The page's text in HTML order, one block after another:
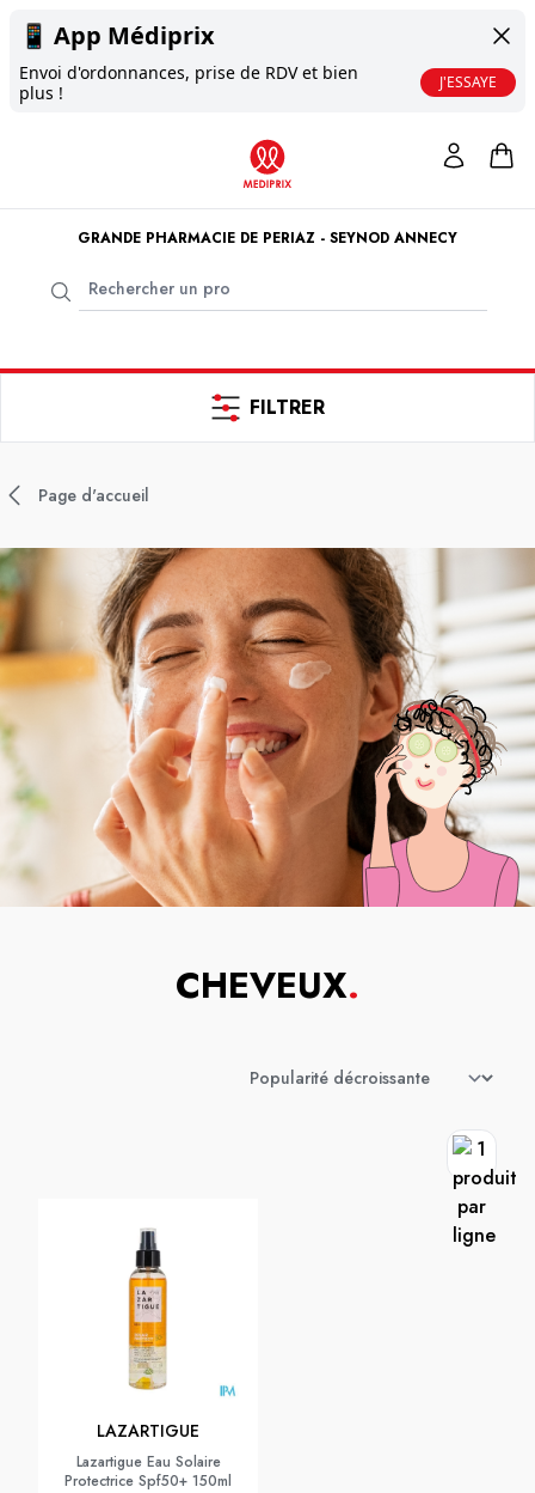
📱 App Médiprix
Envoi d'ordonnances, prise de RDV et bien
plus !
J'ESSAYE
GRANDE PHARMACIE DE PERIAZ - SEYNOD ANNECY
FILTRER
Page d'accueil
CHEVEUX.
LAZARTIGUE
Lazartigue Eau Solaire
Protectrice Spf50+ 150ml